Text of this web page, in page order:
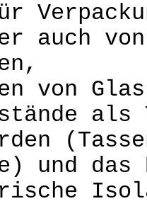
auch
von
und